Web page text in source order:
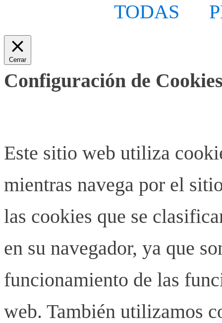
TODAS
Cerrar
Configuración de
Este sitio web utiliza
mientras navega por el
las cookies que se
en su navegador, ya que
funcionamiento de las
web. También utilizamos